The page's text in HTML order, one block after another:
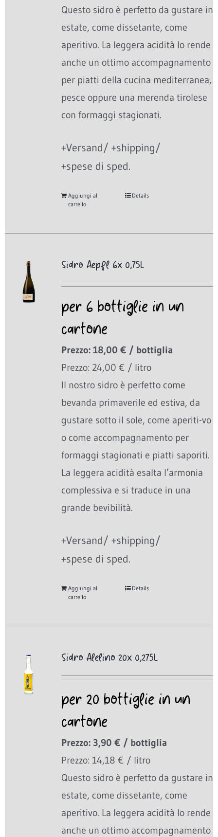
Questo sidro è perfetto da gustare in
estate, come dissetante, come
aperitivo. La leggera acidità lo rende
anche un ottimo accompagnamento
per piatti della cucina mediterranea,
pesce oppure una merenda tirolese
con formaggi stagionati.
+Versand/ +shipping/
+spese di sped.
Aggiungi al
carrello
Details
Sidro Aepfl 6x 0,75L
per 6 bottiglie in un
cartone
Prezzo: 18,00 € / bottiglia
Prezzo: 24,00 € / litro
Il nostro sidro è perfetto come
bevanda primaverile ed estiva, da
gustare sotto il sole, come aperiti-vo
o come accompagnamento per
formaggi stagionati e piatti saporiti.
La leggera acidità esalta l’armonia
complessiva e si traduce in una
grande bevibilità.
+Versand/ +shipping/
+spese di sped.
Aggiungi al
carrello
Details
Sidro Alelino 20x 0,275L
per 20 bottiglie in un
cartone
Prezzo: 3,90 € / bottiglia
Prezzo: 14,18 € / litro
Questo sidro è perfetto da gustare in
estate, come dissetante, come
aperitivo. La leggera acidità lo rende
anche un ottimo accompagnamento